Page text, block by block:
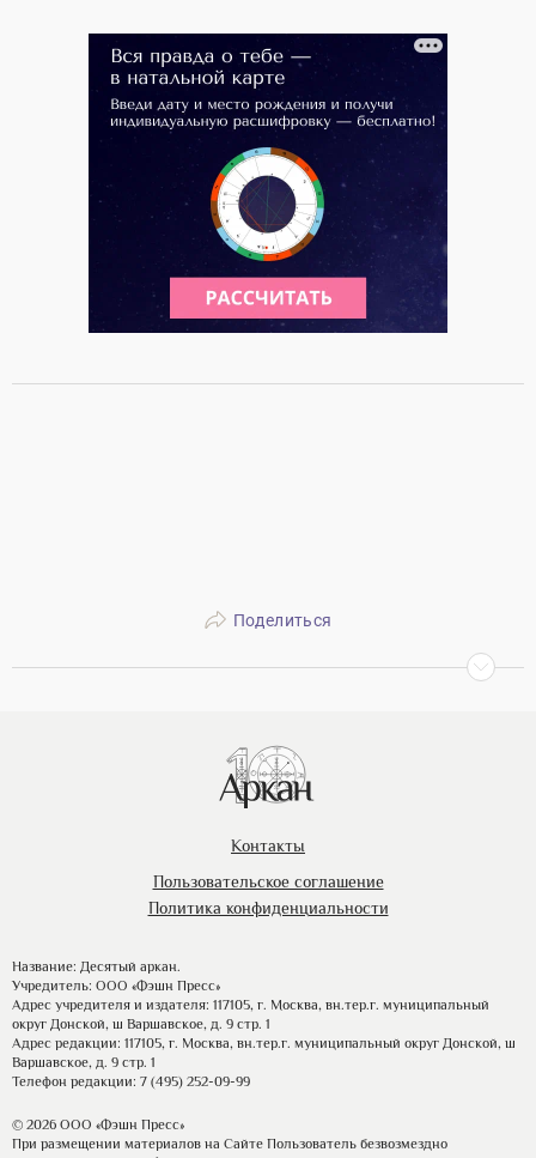
Поделиться
Контакты
Пользовательское соглашение
Политика конфиденциальности
Название: Десятый аркан.
Учредитель: ООО «Фэшн Пресс»
Адрес учредителя и издателя: 117105, г. Москва, вн.тер.г. муниципальный
округ Донской, ш Варшавское, д. 9 стр. 1
Адрес редакции: 117105, г. Москва, вн.тер.г. муниципальный округ Донской, ш
Варшавское, д. 9 стр. 1
Телефон редакции: 7 (495) 252-09-99
© 2026 ООО «Фэшн Пресс»
При размещении материалов на Сайте Пользователь безвозмездно